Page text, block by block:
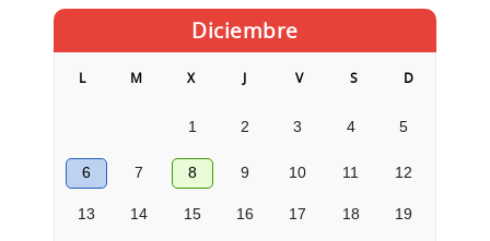
Diciembre
L M X J V S D
1 2 3 4 5
6 7 8 9 10 11 12
13 14 15 16 17 18 19